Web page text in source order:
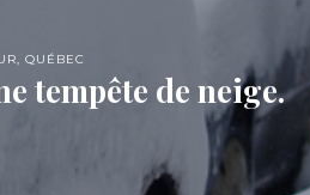
, QUÉBEC
tempête de neige.